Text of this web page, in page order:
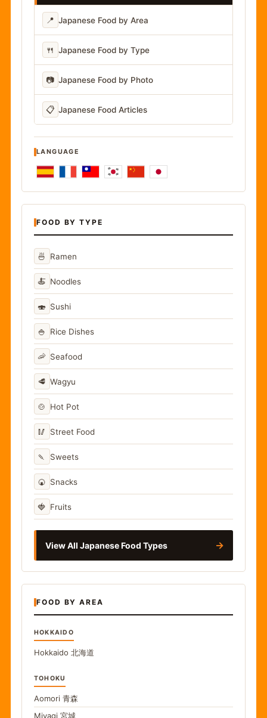
📍 Japanese Food by Area
🍴 Japanese Food by Type
📷 Japanese Food by Photo
📋 Japanese Food Articles
LANGUAGE
FOOD BY TYPE
🍜 Ramen
🍝 Noodles
🍣 Sushi
🍚 Rice Dishes
🦐 Seafood
🥩 Wagyu
🍲 Hot Pot
🥢 Street Food
🍡 Sweets
🍘 Snacks
🍓 Fruits
View All Japanese Food Types →
FOOD BY AREA
HOKKAIDO
Hokkaido 北海道
TOHOKU
Aomori 青森
Miyagi 宮城